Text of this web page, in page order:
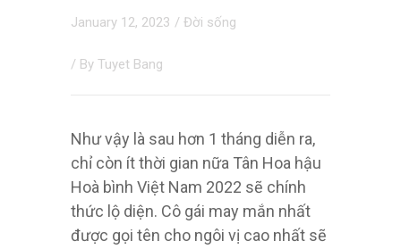
January 12, 2023 / Đời sống
/ By Tuyet Bang
Như vậy là sau hơn 1 tháng diễn ra,
chỉ còn ít thời gian nữa Tân Hoa hậu
Hoà bình Việt Nam 2022 sẽ chính
thức lộ diện. Cô gái may mắn nhất
được gọi tên cho ngôi vị cao nhất sẽ